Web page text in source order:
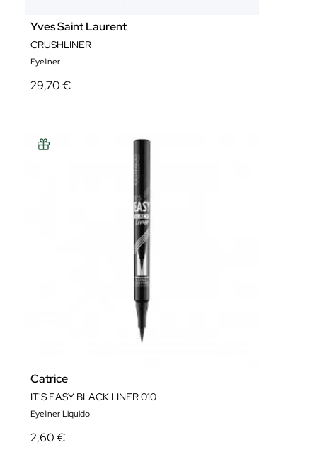
Yves Saint Laurent
CRUSHLINER
Eyeliner
29,70 €
Catrice
IT'S EASY BLACK LINER 010
Eyeliner Liquido
2,60 €